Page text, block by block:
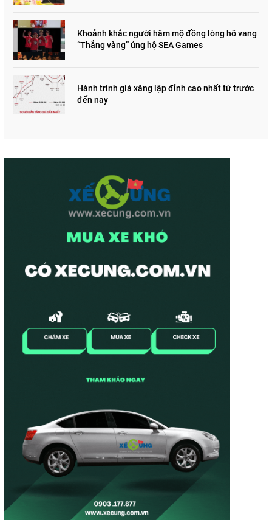
Khoảnh khắc người hâm mộ đồng lòng hô vang
“Thắng vàng” ủng hộ SEA Games
Hành trình giá xăng lập đỉnh cao nhất từ trước
đến nay